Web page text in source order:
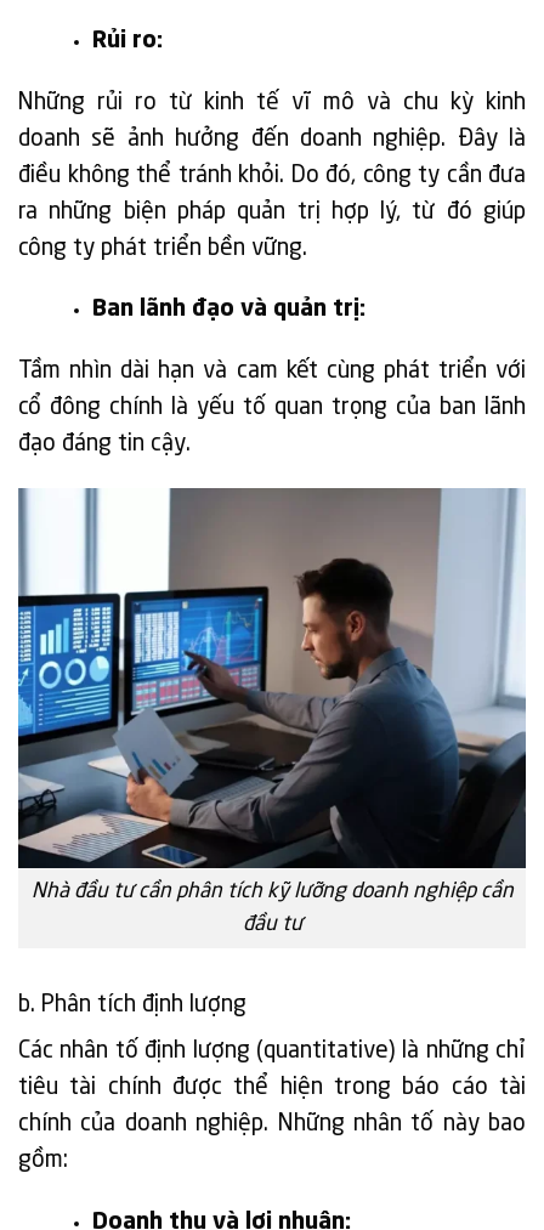
Rủi ro:
Những rủi ro từ kinh tế vĩ mô và chu kỳ kinh
doanh sẽ ảnh hưởng đến doanh nghiệp. Đây là
điều không thể tránh khỏi. Do đó, công ty cần đưa
ra những biện pháp quản trị hợp lý, từ đó giúp
công ty phát triển bền vững.
Ban lãnh đạo và quản trị:
Tầm nhìn dài hạn và cam kết cùng phát triển với
cổ đông chính là yếu tố quan trọng của ban lãnh
đạo đáng tin cậy.
Nhà đầu tư cần phân tích kỹ lưỡng doanh nghiệp cần
đầu tư
b. Phân tích định lượng
Các nhân tố định lượng (quantitative) là những chỉ
tiêu tài chính được thể hiện trong báo cáo tài
chính của doanh nghiệp. Những nhân tố này bao
gồm:
Doanh thu và lợi nhuận: